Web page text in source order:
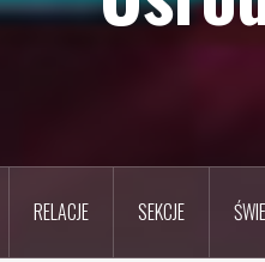
RELACJE SEKCJE